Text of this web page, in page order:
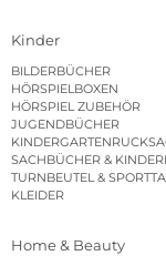
Kinder
BILDERBÜCHER
HÖRSPIELBOXEN
HÖRSPIEL ZUBEHÖR
JUGENDBÜCHER
SACHBÜCHER &
TURNBEUTEL &
KLEIDER
Home & Beauty